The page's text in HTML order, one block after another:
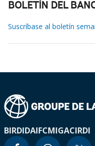
BOLETÍN DEL
Suscríbase al boletín
BIRDIDAIFCMIGACIRDI